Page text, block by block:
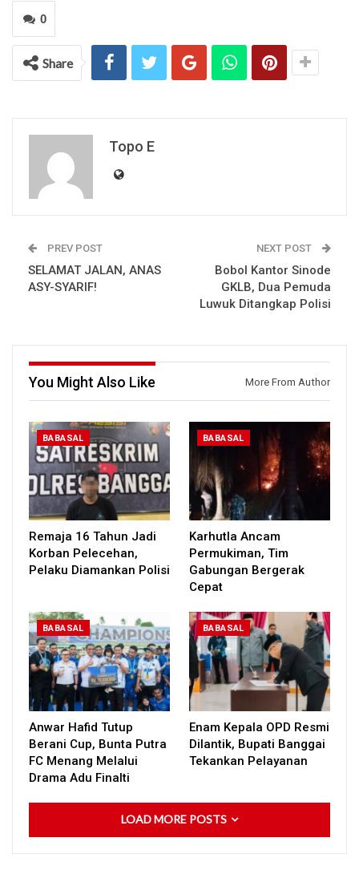
0
Share
Topo E
PREV POST
SELAMAT JALAN, ANAS
ASY-SYARIF!
NEXT POST
Bobol Kantor Sinode
GKLB, Dua Pemuda
Luwuk Ditangkap Polisi
You Might Also Like More From Author
BABASAL
Remaja 16 Tahun Jadi
Korban Pelecehan,
Pelaku Diamankan Polisi
BABASAL
Karhutla Ancam
Permukiman, Tim
Gabungan Bergerak
Cepat
BABASAL
Anwar Hafid Tutup
Berani Cup, Bunta Putra
FC Menang Melalui
Drama Adu Finalti
BABASAL
Enam Kepala OPD Resmi
Dilantik, Bupati Banggai
Tekankan Pelayanan
LOAD MORE POSTS